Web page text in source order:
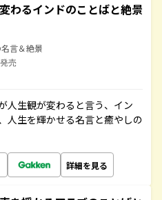
わるインドのことばと絶景
言＆絶景
売
人生観が変わると言う、イン
人生を輝かせる名言と癒やしの
詳細を見る